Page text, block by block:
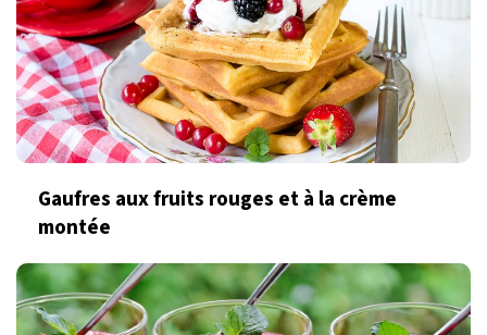
Gaufres aux fruits rouges et à la crème
montée